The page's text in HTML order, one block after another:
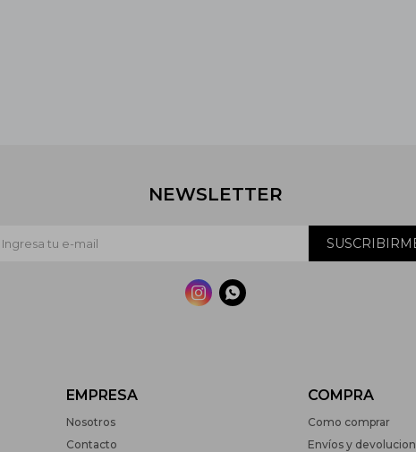
EMPRESA
Nosotros
Contacto
COMPRA
Como comprar
Envíos y
NEWSLETTER
 